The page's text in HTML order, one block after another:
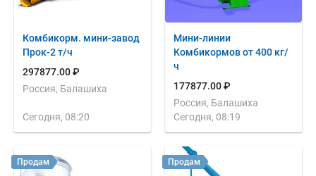
Комбикорм. мини-завод
Прок-2 т/ч
297877.00 ₽
Россия, Балашиха
Сегодня, 08:20
Мини-линии
Комбикормов от 400 кг/
ч
177877.00 ₽
Россия, Балашиха
Сегодня, 08:19
Продам Продам